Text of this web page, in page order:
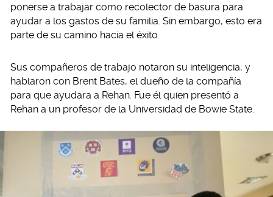
ponerse a trabajar como recolector de basura para
ayudar a los gastos de su familia. Sin embargo, esto era
parte de su camino hacia el éxito.
Sus compañeros de trabajo notaron su inteligencia, y
hablaron con Brent Bates, el dueño de la compañía
para que ayudara a Rehan. Fue él quien presentó a
Rehan a un profesor de la Universidad de Bowie State.